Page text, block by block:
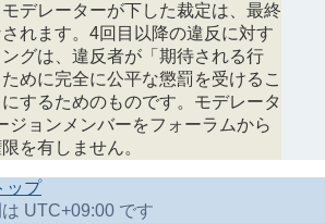
デレーターが下した裁定は、最終
れます。4回目以降の違反に対す
グは、違反者が「期待される行
めに完全に公平な懲罰を受けるこ
するためのものです。モデレータ
ジョンメンバーをフォーラムから
を有しません。
ップ
UTC+09:00 です